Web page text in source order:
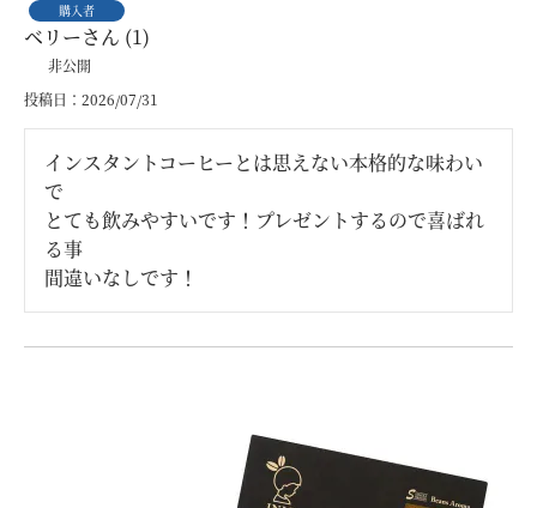
購入者
ベリー 1
非公開
投稿日
2026/07/31
インスタントコーヒーとは思えない本格的な味わい
で
とても飲みやすいです！プレゼントするので喜ばれ
る事
間違いなしです！